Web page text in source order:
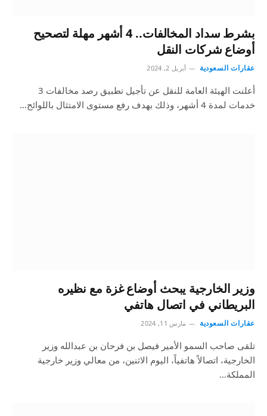
بشرط سداد المخالفات.. 4 أشهر مهلة لتصحيح
أوضاع شركات النقل
عقارات السعودية أبريل 2, 2024
أعلنت الهيئة العامة للنقل عن تأجيل تطبيق رصد مخالفات 3
خدمات لمدة 4 أشهر، وذلك بهدف رفع مستوى الامتثال باللوائح…
وزير الخارجية يبحث أوضاع غزة مع نظيره
البريطاني في اتصال هاتفي
عقارات السعودية مارس 11, 2024
تلقى صاحب السمو الأمير فيصل بن فرحان بن عبدالله وزير
الخارجية، اتصالاً هاتفياً، اليوم الاثنين، من معالي وزير خارجية
المملكة…